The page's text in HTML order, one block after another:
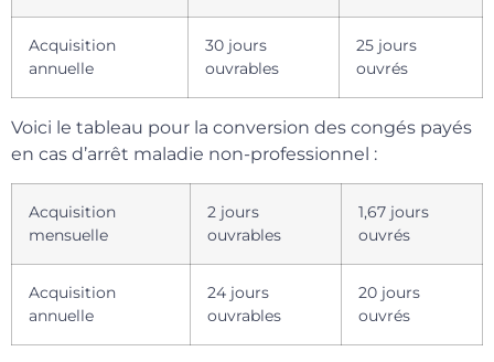
Acquisition
annuelle
30 jours
ouvrables
25 jours
ouvrés
Voici le tableau pour la conversion des congés payés
en cas d’arrêt maladie non-professionnel :
Acquisition
mensuelle
2 jours
ouvrables
1,67 jours
ouvrés
Acquisition
annuelle
24 jours
ouvrables
20 jours
ouvrés